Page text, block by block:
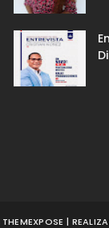
THEMEXPOSE |